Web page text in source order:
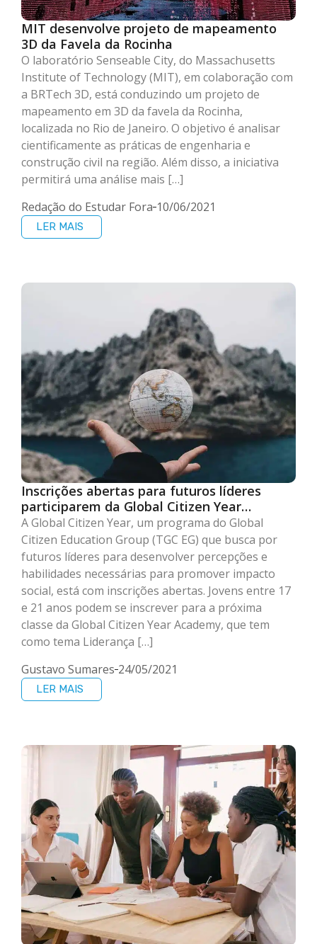
MIT desenvolve projeto de mapeamento
3D da Favela da Rocinha
O laboratório Senseable City, do Massachusetts
Institute of Technology (MIT), em colaboração com
a BRTech 3D, está conduzindo um projeto de
mapeamento em 3D da favela da Rocinha,
localizada no Rio de Janeiro. O objetivo é analisar
cientificamente as práticas de engenharia e
construção civil na região. Além disso, a iniciativa
permitirá uma análise mais […]
Redação do Estudar Fora 10/06/2021
LER MAIS
Inscrições abertas para futuros líderes
participarem da Global Citizen Year
Academy
A Global Citizen Year, um programa do Global
Citizen Education Group (TGC EG) que busca por
futuros líderes para desenvolver percepções e
habilidades necessárias para promover impacto
social, está com inscrições abertas. Jovens entre 17
e 21 anos podem se inscrever para a próxima
classe da Global Citizen Year Academy, que tem
como tema Liderança […]
Gustavo Sumares 24/05/2021
LER MAIS